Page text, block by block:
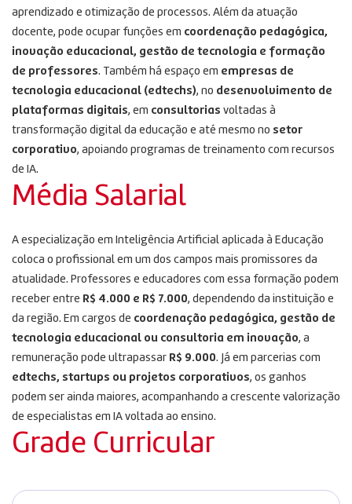
aprendizado e otimização de processos. Além da atuação
docente, pode ocupar funções em coordenação pedagógica,
inovação educacional, gestão de tecnologia e formação
de professores. Também há espaço em empresas de
tecnologia educacional (edtechs), no desenvolvimento de
plataformas digitais, em consultorias voltadas à
transformação digital da educação e até mesmo no setor
corporativo, apoiando programas de treinamento com recursos
de IA.
Média Salarial
A especialização em Inteligência Artificial aplicada à Educação
coloca o profissional em um dos campos mais promissores da
atualidade. Professores e educadores com essa formação podem
receber entre R$ 4.000 e R$ 7.000, dependendo da instituição e
da região. Em cargos de coordenação pedagógica, gestão de
tecnologia educacional ou consultoria em inovação, a
remuneração pode ultrapassar R$ 9.000. Já em parcerias com
edtechs, startups ou projetos corporativos, os ganhos
podem ser ainda maiores, acompanhando a crescente valorização
de especialistas em IA voltada ao ensino.
Grade Curricular